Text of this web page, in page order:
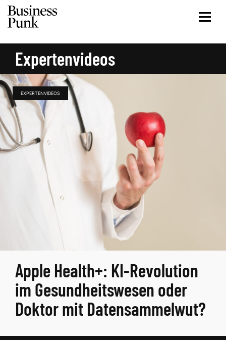
Expertenvideos
EXPERTENVIDEOS
Apple Health+: KI-Revolution
im Gesundheitswesen oder
Doktor mit Datensammelwut?